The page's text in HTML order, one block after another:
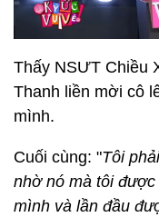
Thấy NSƯT Chiều
Thanh liền mời cô
mình.
Cuối cùng: "Tôi
nhờ nó mà tôi
mình và lần đầu